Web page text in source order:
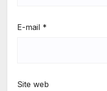
E-mail *
Site web